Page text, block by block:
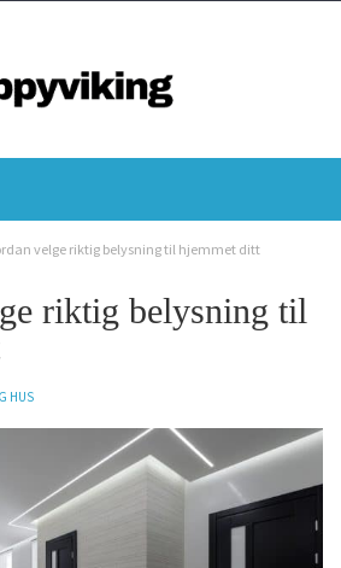
velge riktig belysning til hjemmet ditt
riktig belysning til
HUS